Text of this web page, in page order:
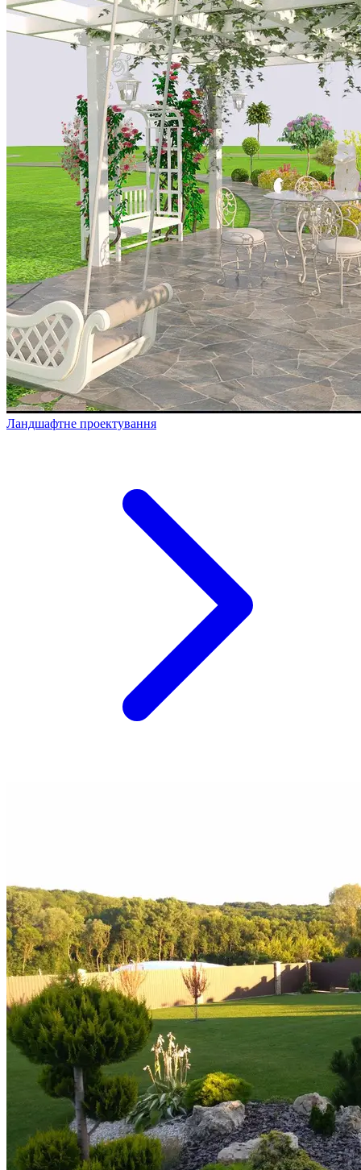
Ландшафтне проектування